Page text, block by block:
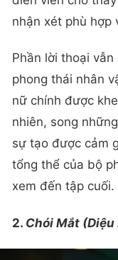
nhận xét phù hợp
Phần lời thoại
phong thái nhân
nữ chính được
nhiên, song
sự tạo được cảm
tổng thể của bộ
xem đến tập cuối.
2. Chói Mắt (Diệu